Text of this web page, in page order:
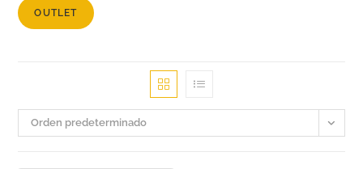
OUTLET
Orden predeterminado